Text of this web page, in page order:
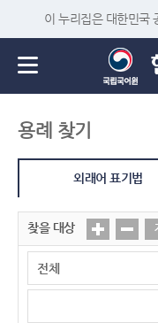
이 누리집은 대한민국
용례 찾기
외래어 표기법
찾을 대상